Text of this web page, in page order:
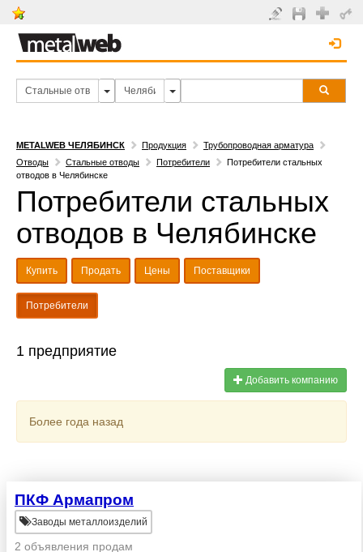
METALWEB ЧЕЛЯБИНСК Продукция
Трубопроводная арматура
Отводы
Стальные отводы Потребители
Потребители стальных
отводов в Челябинске
Потребители стальных
отводов в Челябинске
Купить Продать Цены Поставщики
Потребители
1 предприятие
Добавить компанию
Более года назад
ПКФ Армапром
Заводы металлоизделий
2 объявления продам